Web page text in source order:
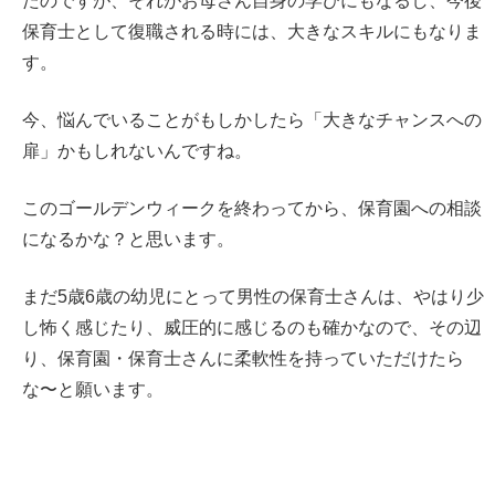
保育士として復職される時には、大きなスキルにもなりま
す。
今、悩んでいることがもしかしたら「大きなチャンスへの
扉」かもしれないんですね。
このゴールデンウィークを終わってから、保育園への相談
になるかな？と思います。
まだ5歳6歳の幼児にとって男性の保育士さんは、やはり少
し怖く感じたり、威圧的に感じるのも確かなので、その辺
り、保育園・保育士さんに柔軟性を持っていただけたら
な〜と願います。